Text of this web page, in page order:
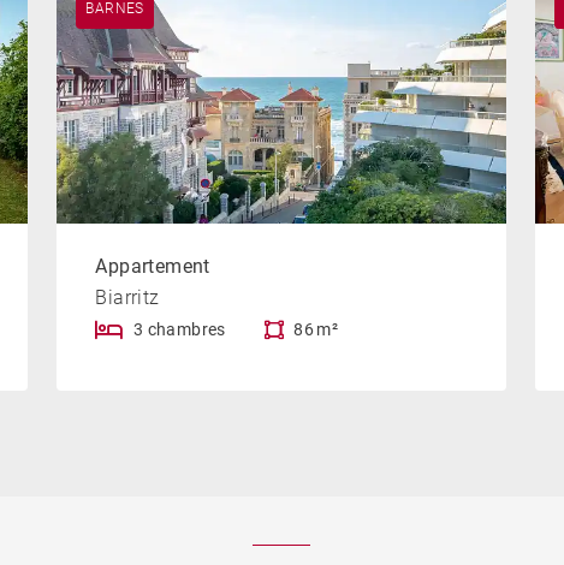
BARNES
Appartement
Biarritz
3 chambres 86 m²